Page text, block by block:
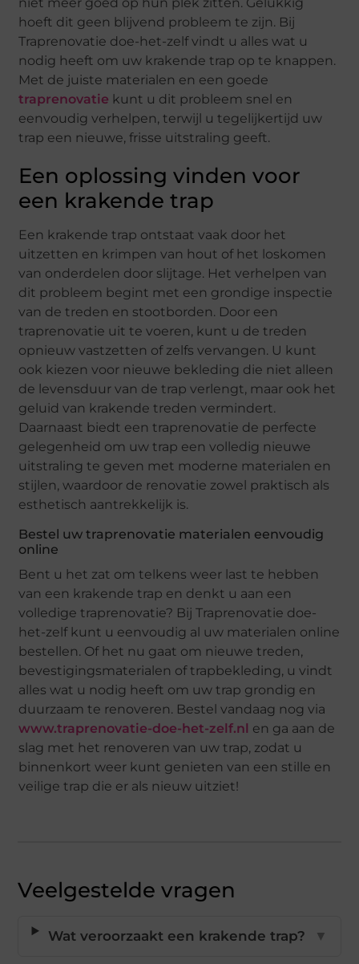
hoeft dit geen blijvend probleem te zijn. Bij
Traprenovatie doe-het-zelf vindt u alles wat u
nodig heeft om uw krakende trap op te knappen.
Met de juiste materialen en een goede
traprenovatie kunt u dit probleem snel en
eenvoudig verhelpen, terwijl u tegelijkertijd uw
trap een nieuwe, frisse uitstraling geeft.
Een oplossing vinden voor
een krakende trap
Een krakende trap ontstaat vaak door het
uitzetten en krimpen van hout of het loskomen
van onderdelen door slijtage. Het verhelpen van
dit probleem begint met een grondige inspectie
van de treden en stootborden. Door een
traprenovatie uit te voeren, kunt u de treden
opnieuw vastzetten of zelfs vervangen. U kunt
ook kiezen voor nieuwe bekleding die niet alleen
de levensduur van de trap verlengt, maar ook het
geluid van krakende treden vermindert.
Daarnaast biedt een traprenovatie de perfecte
gelegenheid om uw trap een volledig nieuwe
uitstraling te geven met moderne materialen en
stijlen, waardoor de renovatie zowel praktisch als
esthetisch aantrekkelijk is.
Bestel uw traprenovatie materialen eenvoudig
online
Bent u het zat om telkens weer last te hebben
van een krakende trap en denkt u aan een
volledige traprenovatie? Bij Traprenovatie doe-
het-zelf kunt u eenvoudig al uw materialen online
bestellen. Of het nu gaat om nieuwe treden,
bevestigingsmaterialen of trapbekleding, u vindt
alles wat u nodig heeft om uw trap grondig en
duurzaam te renoveren. Bestel vandaag nog via
www.traprenovatie-doe-het-zelf.nl en ga aan de
slag met het renoveren van uw trap, zodat u
binnenkort weer kunt genieten van een stille en
veilige trap die er als nieuw uitziet!
Veelgestelde vragen
Wat veroorzaakt een krakende trap? ▼